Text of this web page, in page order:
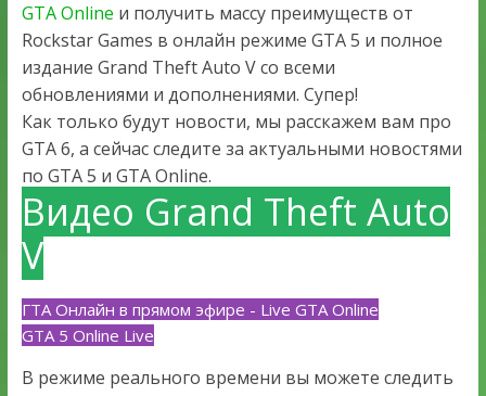
GTA Online и получить массу преимуществ от
Rockstar Games в онлайн режиме GTA 5 и полное
издание Grand Theft Auto V со всеми
обновлениями и дополнениями. Супер!
Как только будут новости, мы расскажем вам про
GTA 6, а сейчас следите за актуальными новостями
по GTA 5 и GTA Online.
Видео Grand Theft Auto
V
ГТА Онлайн в прямом эфире - Live GTA Online
GTA 5 Online Live
В режиме реального времени вы можете следить